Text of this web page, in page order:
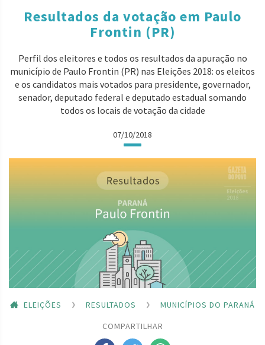
Resultados da votação em Paulo
Frontin (PR)
Perfil dos eleitores e todos os resultados da apuração no
município de Paulo Frontin (PR) nas Eleições 2018: os eleitos
e os candidatos mais votados para presidente, governador,
senador, deputado federal e deputado estadual somando
todos os locais de votação da cidade
07/10/2018
ELEIÇÕES RESULTADOS
MUNICÍPIOS DO PARANÁ
COMPARTILHAR